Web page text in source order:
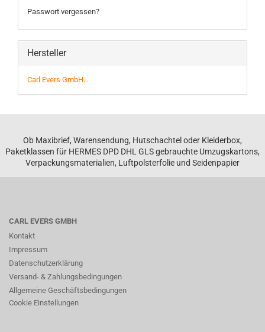
Passwort vergessen?
Hersteller
Carl Evers GmbH...
Ob Maxibrief, Warensendung, Hutschachtel oder Kleiderbox,
Paketklassen für HERMES DPD DHL GLS gebrauchte Umzugskartons,
Verpackungsmaterialien, Luftpolsterfolie und Seidenpapier
CARL EVERS GMBH
Kontakt
Impressum
Datenschutzerklärung
Versand- & Zahlungsbedingungen
Allgemeine Geschäftsbedingungen
Cookie Einstellungen